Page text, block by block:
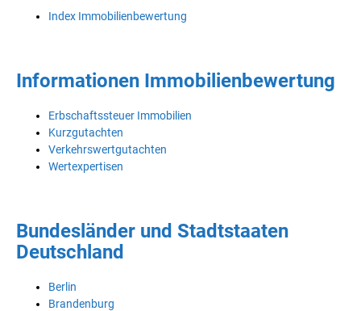
Index Immobilienbewertung
Informationen Immobilienbewertung
Erbschaftssteuer Immobilien
Kurzgutachten
Verkehrswertgutachten
Wertexpertisen
Bundesländer und Stadtstaaten
Deutschland
Berlin
Brandenburg